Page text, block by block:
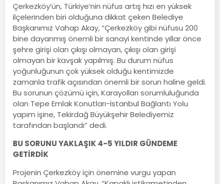
Çerkezköy’ün, Türkiye’nin nüfus artış hızı en yüksek
ilçelerinden biri olduğuna dikkat çeken Belediye
Başkanımız Vahap Akay, “Çerkezköy gibi nüfusu 200
bine dayanmış önemli bir sanayi kentinde yıllar önce
şehre girişi olan çıkışı olmayan, çıkışı olan girişi
olmayan bir kavşak yapılmış. Bu durum nüfus
yoğunluğunun çok yüksek olduğu kentimizde
zamanla trafik açısından önemli bir sorun haline geldi.
Bu sorunun çözümü için, Karayolları sorumluluğunda
olan Tepe Emlak Konutları-İstanbul Bağlantı Yolu
yapım işine, Tekirdağ Büyükşehir Belediyemiz
tarafından başlandı” dedi.
BU SORUNU YAKLAŞIK 4-5 YILDIR GÜNDEME
GETİRDİK
Projenin Çerkezköy için önemine vurgu yapan